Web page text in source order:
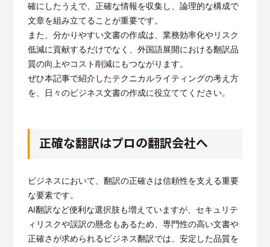
確にしたうえで、正確な情報を収集し、論理的な構成で
文章を組み立てることが重要です。
また、分かりやすい文書の作成は、業務効率化やリスク
低減に貢献するだけでなく、外国語展開における翻訳品
質の向上やコスト削減にもつながります。
ぜひ本記事で紹介したテクニカルライティングの考え方
を、日々のビジネス文書の作成に役立ててください。
正確な翻訳はプロの翻訳会社へ
ビジネスにおいて、翻訳の正確さは信頼性を支える重要
な要素です。
AI翻訳など便利な選択肢も増えていますが、セキュリテ
ィリスクや誤訳の懸念もあるため、専門性の高い文書や
正確さが求められるビジネス翻訳では、安定した品質を